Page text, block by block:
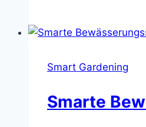
&
kompakt
Smart Gardening
Smarte